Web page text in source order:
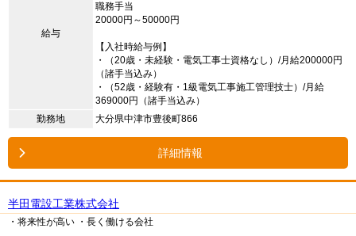
給与
職務手当
20000円～50000円
【入社時給与例】
・（20歳・未経験・電気工事士資格なし）/月給200000円
（諸手当込み）
・（52歳・経験有・1級電気工事施工管理技士）/月給
369000円（諸手当込み）
勤務地
大分県中津市豊後町866
詳細情報
半田電設工業株式会社
・将来性が高い ・長く働ける会社